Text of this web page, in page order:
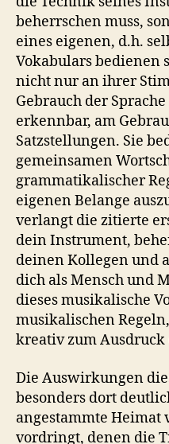
beherrschen muss,
eines eigenen, d.h.
Vokabulars bedienen
nicht nur an ihrer
Gebrauch der
erkennbar, am
Satzstellungen. Sie
gemeinsamen
grammatikalischer
eigenen Belange
verlangt die zitierte
dein Instrument,
deinen Kollegen und
dich als Mensch und
dieses musikalische
musikalischen
kreativ zum Ausdruck
Die Auswirkungen
besonders dort
angestammte Heimat
vordringt, denen die